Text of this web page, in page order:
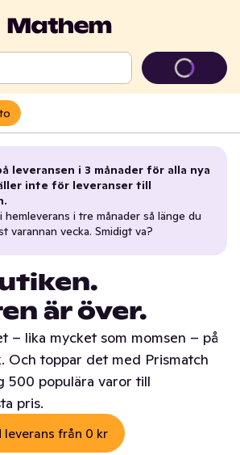
leveransen i 3 månader för alla nya
inte för leveranser till
hemleverans i tre månader så länge du
varannan vecka. Smidigt va?
är över.
– lika mycket som momsen – på
Och toppar det med Prismatch
500 populära varor till
pris.
leverans från 0 kr